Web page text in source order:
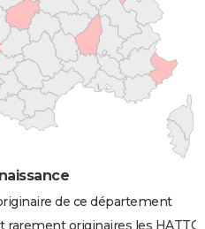
de ce département
rarement originaires les